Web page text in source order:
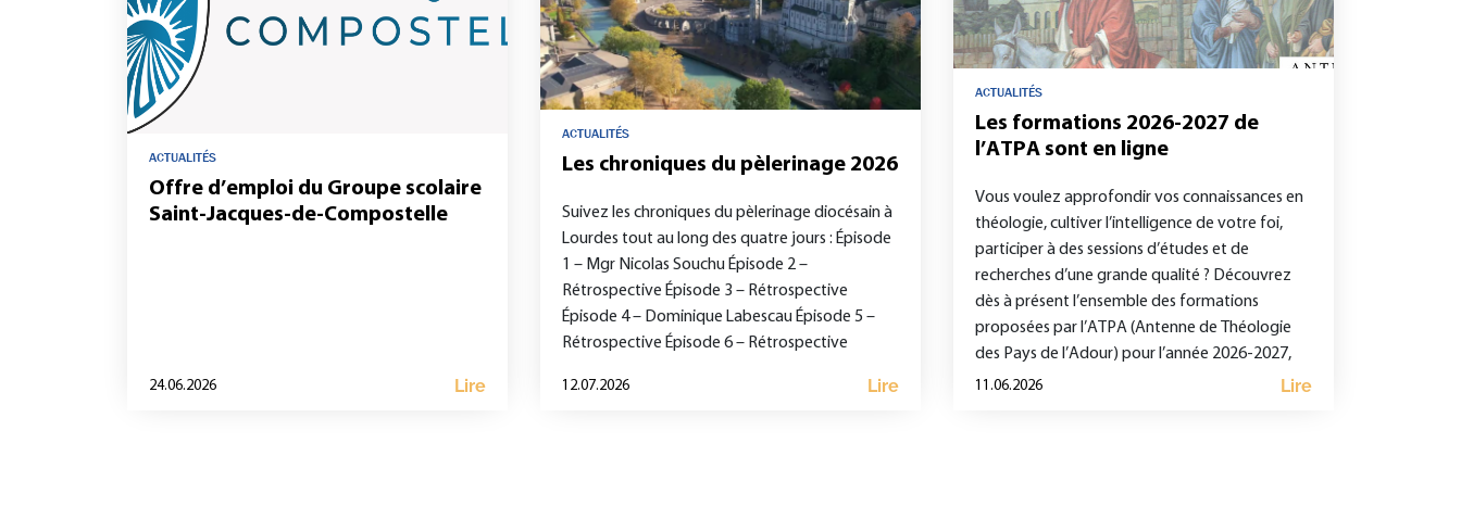
ACTUALITÉS
Offre d’emploi du Groupe scolaire
Saint-Jacques-de-Compostelle
24.06.2026 Lire
ACTUALITÉS
Les chroniques du pèlerinage 2026
Suivez les chroniques du pèlerinage diocésain à
Lourdes tout au long des quatre jours : Épisode
1 – Mgr Nicolas Souchu Épisode 2 –
Rétrospective Épisode 3 – Rétrospective
Épisode 4 – Dominique Labescau Épisode 5 –
Rétrospective Épisode 6 – Rétrospective
12.07.2026 Lire
ACTUALITÉS
Les formations 2026-2027 de
l’ATPA sont en ligne
Vous voulez approfondir vos connaissances en
théologie, cultiver l’intelligence de votre foi,
participer à des sessions d’études et de
recherches d’une grande qualité ? Découvrez
dès à présent l’ensemble des formations
proposées par l’ATPA (Antenne de Théologie
des Pays de l’Adour) pour l’année 2026-2027,
notamment sur le site https://atpa-
11.06.2026 Lire